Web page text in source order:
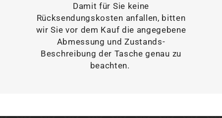
Damit für Sie keine
Rücksendungskosten anfallen, bitten
wir Sie vor dem Kauf die angegebene
Abmessung und Zustands-
Beschreibung der Tasche genau zu
beachten.